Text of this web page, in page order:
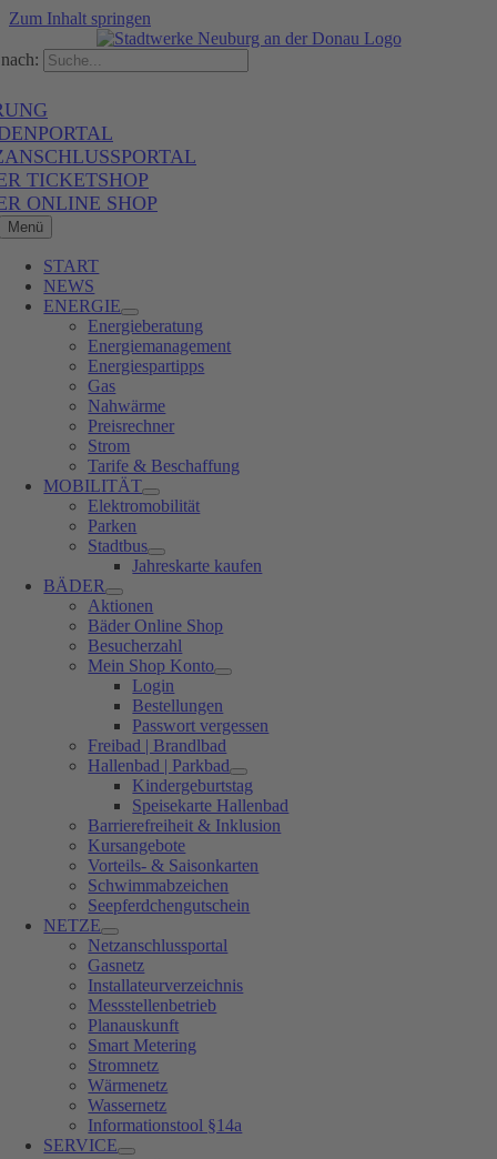
Zum Inhalt springen
TICKETSHOP
ONLINE SHOP
Menü
START
NEWS
ENERGIE
Energieberatung
Energiemanagement
Energiespartipps
Gas
Nahwärme
Preisrechner
Strom
Tarife & Beschaffung
MOBILITÄT
Elektromobilität
Parken
Stadtbus
Jahreskarte kaufen
BÄDER
Aktionen
Bäder Online Shop
Besucherzahl
Mein Shop Konto
Login
Bestellungen
Passwort vergessen
Freibad | Brandlbad
Hallenbad | Parkbad
Kindergeburtstag
Speisekarte Hallenbad
Barrierefreiheit & Inklusion
Kursangebote
Vorteils- & Saisonkarten
Schwimmabzeichen
Seepferdchengutschein
NETZE
Netzanschlussportal
Gasnetz
Installateurverzeichnis
Messstellenbetrieb
Planauskunft
Smart Metering
Stromnetz
Wärmenetz
Wassernetz
Informationstool §14a
SERVICE